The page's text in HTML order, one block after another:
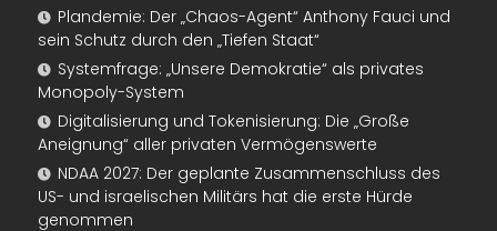
Plandemie: Der „Chaos-Agent“ Anthony Fauci und
sein Schutz durch den „Tiefen Staat“
Systemfrage: „Unsere Demokratie“ als privates
Monopoly-System
Digitalisierung und Tokenisierung: Die „Große
Aneignung“ aller privaten Vermögenswerte
NDAA 2027: Der geplante Zusammenschluss des
US- und israelischen Militärs hat die erste Hürde
genommen